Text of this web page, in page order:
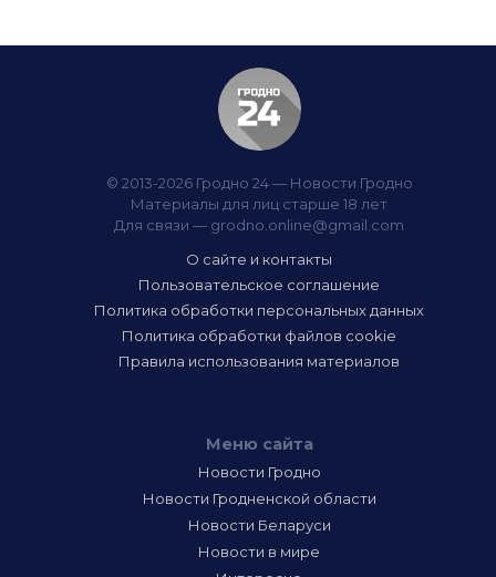
© 2013-2026 Гродно 24 — Новости Гродно
Материалы для лиц старше 18 лет
Для связи — grodno.online@gmail.com
О сайте и контакты
Пользовательское соглашение
Политика обработки персональных данных
Политика обработки файлов cookie
Правила использования материалов
Меню сайта
Новости Гродно
Новости Гродненской области
Новости Беларуси
Новости в мире